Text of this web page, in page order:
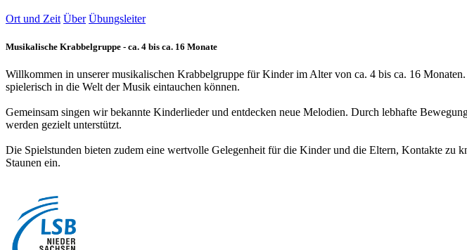
Ort und Zeit Über Übungsleiter
Musikalische Krabbelgruppe - ca. 4 bis ca. 16 Monate
Willkommen in unserer musikalischen Krabbelgruppe für Kinder im Alter von ca. 4 bis ca. 16
spielerisch in die Welt der Musik eintauchen können.
Gemeinsam singen wir bekannte Kinderlieder und entdecken neue Melodien. Durch lebhafte
werden gezielt unterstützt.
Die Spielstunden bieten zudem eine wertvolle Gelegenheit für die Kinder und die Eltern, Kontakte zu
Staunen ein.